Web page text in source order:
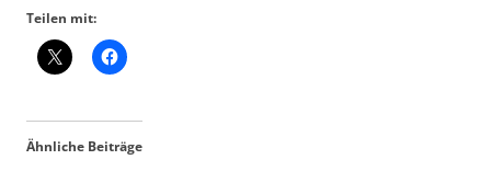
Teilen mit:
Ähnliche Beiträge